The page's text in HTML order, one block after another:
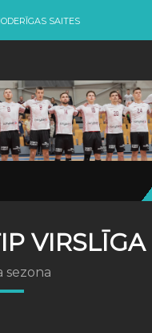
SAITES
VIRSLĪGA
sezona